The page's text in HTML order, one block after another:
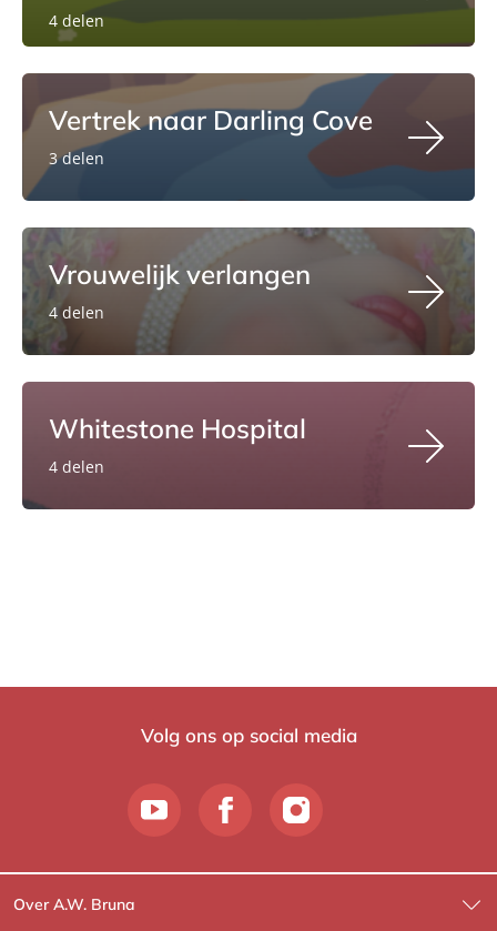
4 delen
Vertrek naar Darling Cove
3 delen
Vrouwelijk verlangen
4 delen
Whitestone Hospital
4 delen
Volg ons op social media
Over A.W. Bruna